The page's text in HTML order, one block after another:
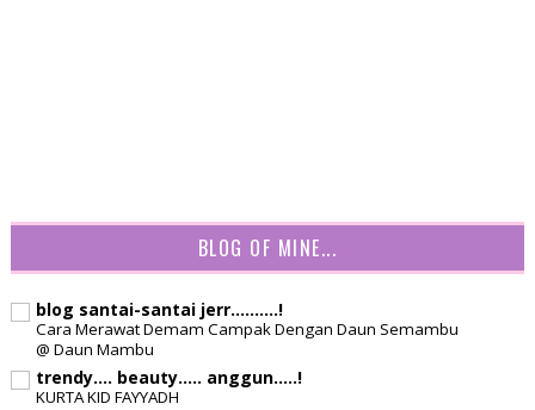
BLOG OF MINE...
blog santai-santai jerr..........!
Cara Merawat Demam Campak Dengan Daun Semambu
@ Daun Mambu
trendy.... beauty..... anggun.....!
KURTA KID FAYYADH